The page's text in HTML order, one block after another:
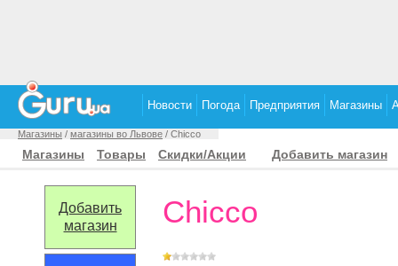
Новости Погода Предприятия Магазины
Магазины / магазины во Львове / Chicco
Магазины Товары Скидки/Акции Добавить магазин
Добавить
магазин
Chicco